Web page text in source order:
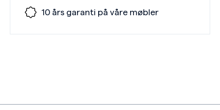
10 års garanti på våre møbler